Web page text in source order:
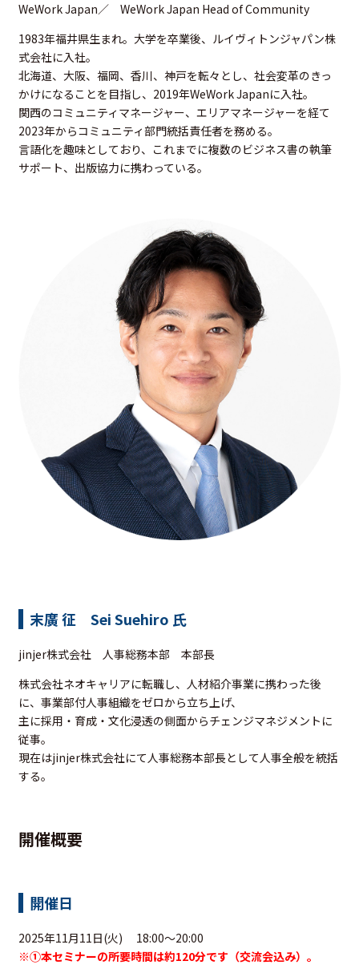
WeWork Japan／ WeWork Japan Head of Community
1983年福井県生まれ。大学を卒業後、ルイヴィトンジャパン株
式会社に入社。
北海道、大阪、福岡、香川、神戸を転々とし、社会変革のきっ
かけになることを目指し、2019年WeWork Japanに入社。
関西のコミュニティマネージャー、エリアマネージャーを経て
2023年からコミュニティ部門統括責任者を務める。
言語化を趣味としており、これまでに複数のビジネス書の執筆
サポート、出版協力に携わっている。
末廣 征 Sei Suehiro 氏
jinjer株式会社 人事総務本部 本部長
株式会社ネオキャリアに転職し、人材紹介事業に携わった後
に、事業部付人事組織をゼロから立ち上げ、
主に採用・育成・文化浸透の側面からチェンジマネジメントに
従事。
現在はjinjer株式会社にて人事総務本部長として人事全般を統括
する。
開催概要
開催日
2025年11月11日(火) 18:00～20:00
※①本セミナーの所要時間は約120分です（交流会込み）。